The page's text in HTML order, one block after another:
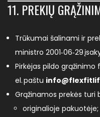
11. PREKIŲ
Trūkumai šalinami ir
ministro 2001‑06‑29
Pirkėjas pildo grąžinimo
el. paštu
Grąžinamos prekės turi
originalioje pakuotėje;